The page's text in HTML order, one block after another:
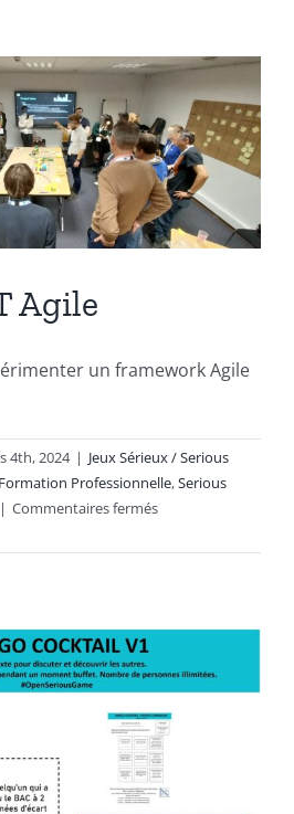
ou
les
Canards
de
Mario
Agile
un framework Agile
4th, 2024 | Jeux Sérieux / Serious
Professionnelle,Serious
| Commentaires ferméssur
4FAST